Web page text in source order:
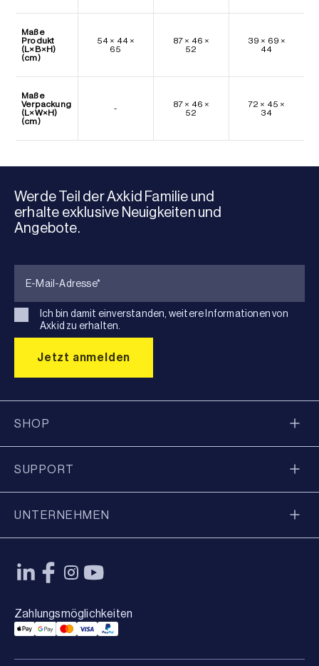
Maße
Produkt
(L×B×H)
(cm)
54 × 44 ×
65
87 × 46 ×
52
39 × 69 ×
44
Maße
Verpackung
(L×W×H)
(cm)
-
87 × 46 ×
52
72 × 45 ×
34
Werde Teil der Axkid Familie und
erhalte exklusive Neuigkeiten und
Angebote.
Ich bin damit einverstanden, weitere Informationen von
Axkid zu erhalten.
SHOP
SUPPORT
UNTERNEHMEN
Zahlungsmöglichkeiten
Applepay Payment
Googlepay Payment
Mastercard Payment
Visa Payment
Paypal Payment